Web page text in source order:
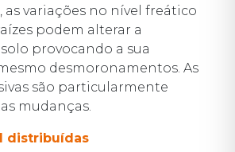
as variações no nível freático
podem alterar a
provocando a sua
desmoronamentos. As
são particularmente
mudanças.
distribuídas